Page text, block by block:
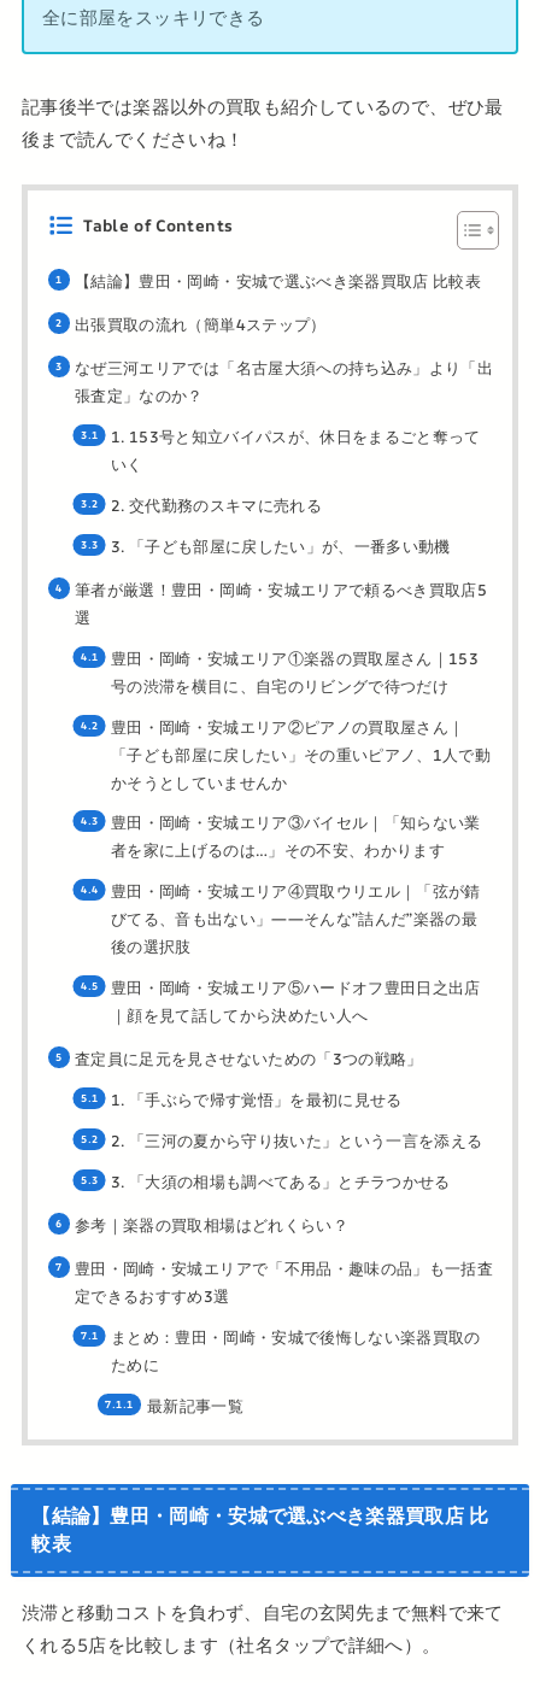
全に部屋をスッキリできる
記事後半では楽器以外の買取も紹介しているので、ぜひ最
後まで読んでくださいね！
Table of Contents
【結論】豊田・岡崎・安城で選ぶべき楽器買取店 比較表
出張買取の流れ（簡単4ステップ）
なぜ三河エリアでは「名古屋大須への持ち込み」より「出
張査定」なのか？
1. 153号と知立バイパスが、休日をまるごと奪って
いく
2. 交代勤務のスキマに売れる
3. 「子ども部屋に戻したい」が、一番多い動機
筆者が厳選！豊田・岡崎・安城エリアで頼るべき買取店5
選
豊田・岡崎・安城エリア①楽器の買取屋さん｜153
号の渋滞を横目に、自宅のリビングで待つだけ
豊田・岡崎・安城エリア②ピアノの買取屋さん｜
「子ども部屋に戻したい」その重いピアノ、1人で動
かそうとしていませんか
豊田・岡崎・安城エリア③バイセル｜「知らない業
者を家に上げるのは…」その不安、わかります
豊田・岡崎・安城エリア④買取ウリエル｜「弦が錆
びてる、音も出ない」——そんな”詰んだ”楽器の最
後の選択肢
豊田・岡崎・安城エリア⑤ハードオフ豊田日之出店
｜顔を見て話してから決めたい人へ
査定員に足元を見させないための「3つの戦略」
1. 「手ぶらで帰す覚悟」を最初に見せる
2. 「三河の夏から守り抜いた」という一言を添える
3. 「大須の相場も調べてある」とチラつかせる
参考｜楽器の買取相場はどれくらい？
豊田・岡崎・安城エリアで「不用品・趣味の品」も一括査
定できるおすすめ3選
まとめ：豊田・岡崎・安城で後悔しない楽器買取の
ために
最新記事一覧
【結論】豊田・岡崎・安城で選ぶべき楽器買取店 比
較表
渋滞と移動コストを負わず、自宅の玄関先まで無料で来て
くれる5店を比較します（社名タップで詳細へ）。